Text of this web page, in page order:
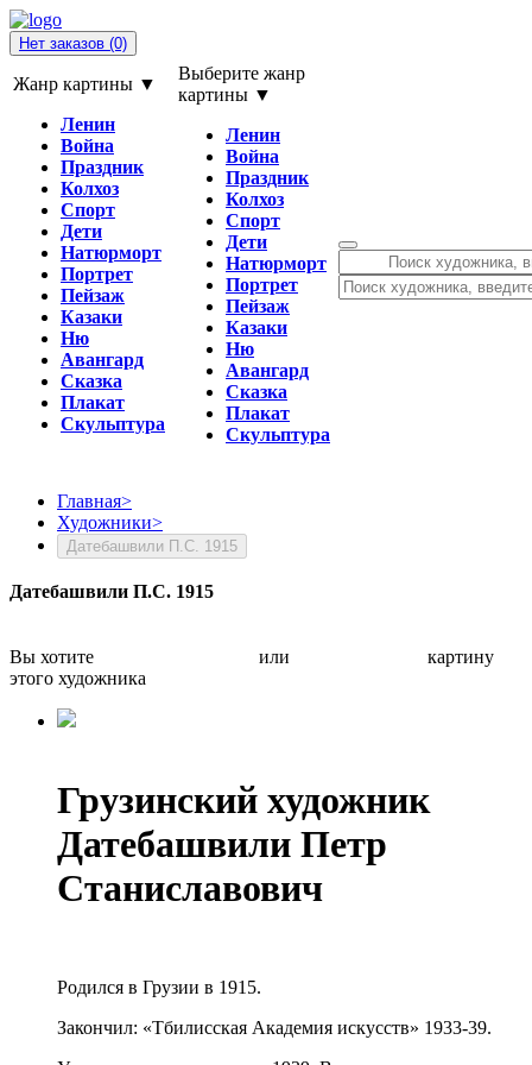
Нет заказов (0)
Жанр картины ▼
Ленин
Война
Праздник
Колхоз
Спорт
Дети
Натюрморт
Портрет
Пейзаж
Казаки
Ню
Авангард
Сказка
Плакат
Скульптура
Выберите жанр
картины ▼
Ленин
Война
Праздник
Колхоз
Спорт
Дети
Натюрморт
Портрет
Пейзаж
Казаки
Ню
Авангард
Сказка
Плакат
Скульптура
Главная>
Художники>
Датебашвили П.С. 1915
Датебашвили П.С. 1915
Вы хотите или
картину
этого художника
Грузинский художник
Датебашвили Петр
Станиславович
Родился в Грузии в 1915.
Закончил: «Тбилисская Академия искусств» 1933-39.